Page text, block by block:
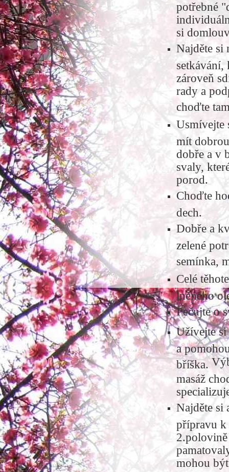
potřebné
si
Najděte si
setkávání,
zároveň
rady a
choďte
Usmívejte
mít
dobře a v
svaly,
porod.
Choďte
dech.
Dobře a
zelené
semínka,
Celé
lněného
Pečujte o
Užívejte si
a
bříška.
masáž
Najděte si
přípravu k
2.polovině
mohou být